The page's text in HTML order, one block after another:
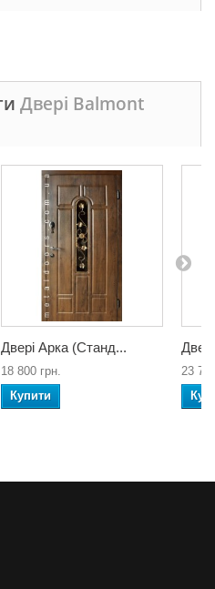
Двері Balmont
Двері Арка (Станд...
18 800 грн.
Купити
23